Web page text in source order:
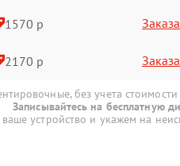
1570 р
2170 р
без учета стоимости
Записывайтесь на бесплатную
устройство и укажем на